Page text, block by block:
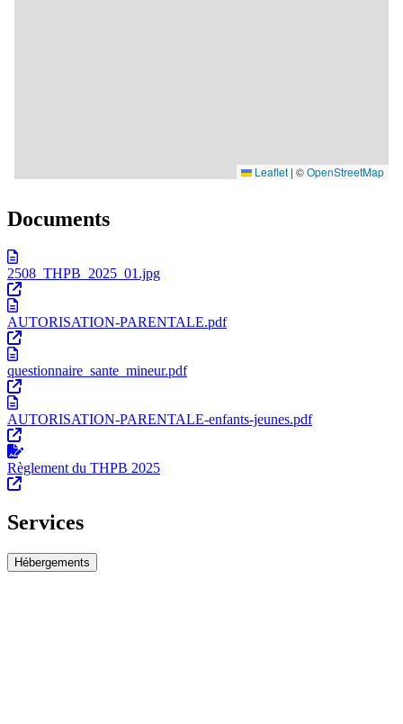
Documents
2508_THPB_2025_01.jpg
AUTORISATION-PARENTALE.pdf
questionnaire_sante_mineur.pdf
AUTORISATION-PARENTALE-enfants-jeunes.pdf
Règlement du THPB 2025
Services
Hébergements